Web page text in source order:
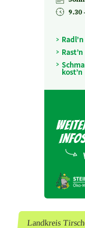
Landkreis